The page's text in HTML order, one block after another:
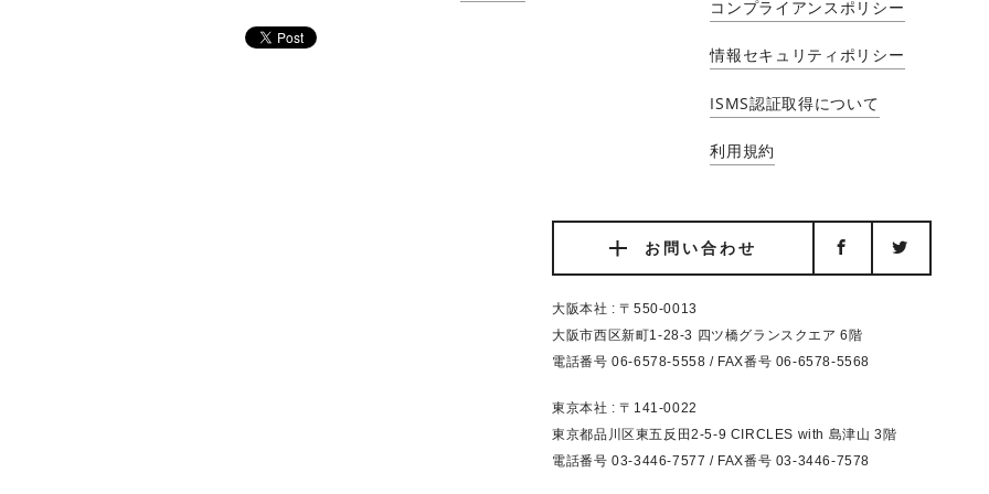
コンプライアンスポリシー
情報セキュリティポリシー
ISMS認証取得について
利用規約
お問い合わせ
大阪本社 : 〒550-0013
大阪市西区新町1-28-3 四ツ橋グランスクエア 6階
電話番号 06-6578-5558 / FAX番号 06-6578-5568
東京本社 : 〒141-0022
東京都品川区東五反田2-5-9 CIRCLES with 島津山 3階
電話番号 03-3446-7577 / FAX番号 03-3446-7578